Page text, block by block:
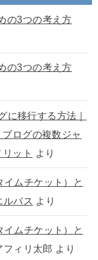
の3つの考え方
の3つの考え方
に移行する方法｜
ブログの複数ジャ
ット
より
イムチケット）と
ルバス より
イムチケット）と
フィリ太郎 より